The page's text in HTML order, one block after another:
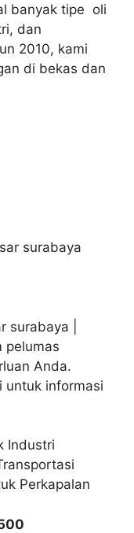
banyak tipe oli
dan
2010, kami
di bekas dan
surabaya |
pelumas
Anda.
untuk informasi
Industri
Perkapalan